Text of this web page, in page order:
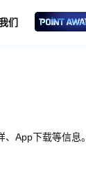
们
App下载等信息。